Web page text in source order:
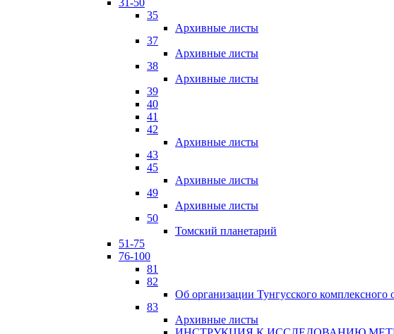
31-50
35
Архивные листы
37
Архивные листы
38
Архивные листы
39
40
41
42
Архивные листы
43
45
Архивные листы
49
Архивные листы
50
Томский планетарий
51-75
76-100
81
82
Об организации Тунгусского комплексного
83
Архивные листы